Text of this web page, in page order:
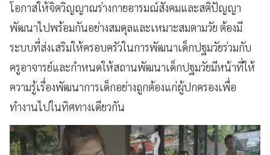
โอกาสให้จิตวิญญาณร่างกายอารมณ์สังคมและสติปัญญา
พัฒนาไปพร้อมกันอย่างสมดุลและเหมาะสมตามวัย ต้องมี
ระบบที่ส่งเสริมให้ครอบครัวในการพัฒนาเด็กปฐมวัยร่วมกับ
ครูอาจารย์และกำหนดให้สถานพัฒนาเด็กปฐมวัยมีหน้าที่ให้
ความรู้เรื่องพัฒนาการเด็กอย่างถูกต้องแก่ผู้ปกครองเพื่อ
ทำงานไปในทิศทางเดียวกัน